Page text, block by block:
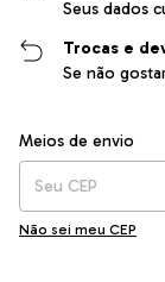
Seus dados
Trocas e
Se não
Entregas para o CEP:
Meios de envio
Não sei meu CEP